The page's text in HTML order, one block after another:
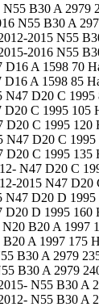
B30 A 2979
N55 B30 A
2015 N55
2016 N55
A 1598 70
A 1598 85
D20 C 1995
C 1995 105
C 1995 120
D20 C 1995
C 1995 135
N47 D20 C
2015 N47 D20
D20 D 1995
D 1995 160
B20 A 1997
A 1997 175
B30 A 2979
B30 A 2979
N55 B30 A
N55 B30 A